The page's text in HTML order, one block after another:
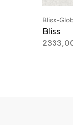
Bliss-
Bliss